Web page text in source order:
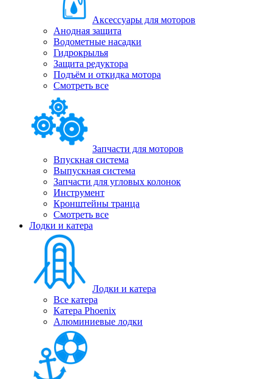
Аксессуары для моторов
Анодная защита
Водометные насадки
Гидрокрылья
Защита редуктора
Подъём и откидка мотора
Смотреть все
Запчасти для моторов
Впускная система
Выпускная система
Запчасти для угловых колонок
Инструмент
Кронштейны транца
Смотреть все
Лодки и катера
Лодки и катера
Все катера
Катера Phoenix
Алюминиевые лодки